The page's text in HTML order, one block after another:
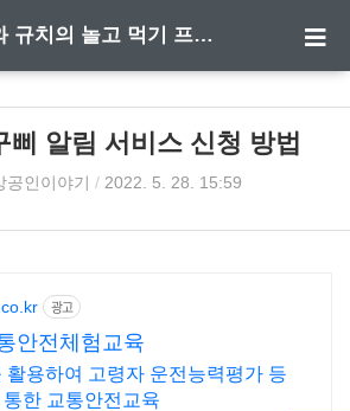
밍치와 규치의 놀고 먹기 프로젝트
삐 알림 서비스 신청 방법
공인이야기 / 2022. 5. 28. 15:59
광고
안전체험교육
용하여 고령자 운전능력평가 등
한 교통안전교육